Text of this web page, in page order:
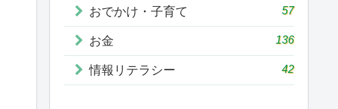
おでかけ・子育て 57
お金 136
情報リテラシー 42